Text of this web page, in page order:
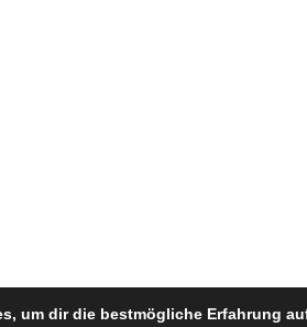
um dir die bestmögliche Erfahrung